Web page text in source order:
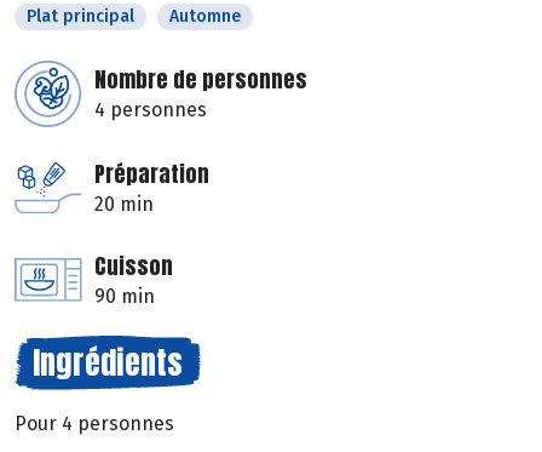
Plat principal Automne
Nombre de personnes
4 personnes
Préparation
20 min
Cuisson
90 min
Ingrédients
Pour 4 personnes